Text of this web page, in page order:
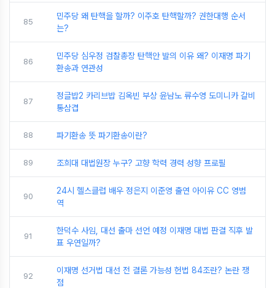
85
민주당 왜 탄핵을 할까? 이주호 탄핵할까? 권한대행 순서
는?
86
민주당 심우정 검찰총장 탄핵안 발의 이유 왜? 이재명 파기
환송과 연관성
87
정글밥2 카리브밥 김옥빈 부상 윤남노 류수영 도미니카 갈비
통삼겹
88 파기환송 뜻 파기환송이란?
89 조희대 대법원장 누구? 고향 학력 경력 성향 프로필
90
24시 헬스클럽 배우 정은지 이준영 출연 아이유 CC 영범
역
91
한덕수 사임, 대선 출마 선언 예정 이재명 대법 판결 직후 발
표 우연일까?
92
이재명 선거법 대선 전 결론 가능성 헌법 84조란? 논란 쟁
점